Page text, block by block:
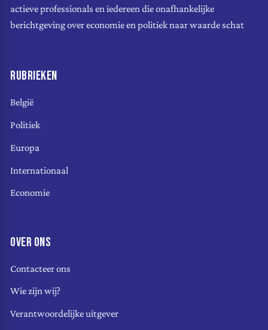
actieve professionals en iedereen die onafhankelijke
berichtgeving over economie en politiek naar waarde schat
RUBRIEKEN
België
Politiek
Europa
Internationaal
Economie
OVER ONS
Contacteer ons
Wie zijn wij?
Verantwoordelijke uitgever